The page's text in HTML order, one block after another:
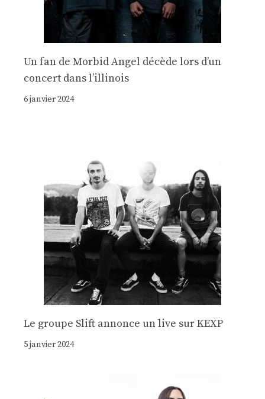
Un fan de Morbid Angel décède lors d’un
concert dans l’illinois
6 janvier 2024
Le groupe Slift annonce un live sur KEXP
5 janvier 2024